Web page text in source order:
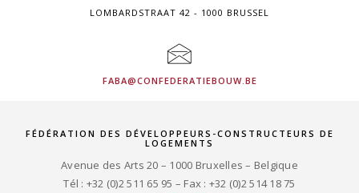
LOMBARDSTRAAT 42 - 1000 BRUSSEL
FABA@CONFEDERATIEBOUW.BE
FÉDÉRATION DES DÉVELOPPEURS-CONSTRUCTEURS DE
LOGEMENTS
Avenue des Arts 20 – 1000 Bruxelles – Belgique
Tél : +32 (0)2 511 65 95 – Fax : +32 (0)2 514 18 75